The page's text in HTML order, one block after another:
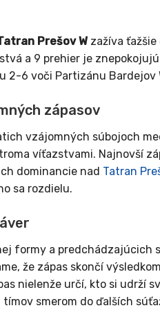
Prešov W zažíva
a 9 prehier je
2-6 voči Partizánu Bardejov
zápasov
vzájomných súbojoch
víťazstvami. Najnovší
dominancie nad Tatran
sa rozdielu.
formy a predchádzajúcich
že zápas skončí
nielenže určí, kto si udrží
smerom do ďalších